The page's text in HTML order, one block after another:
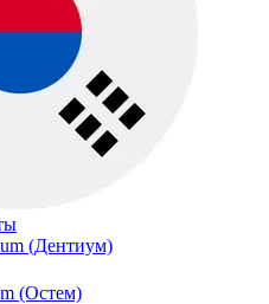
(Дентиум)
(Остем)